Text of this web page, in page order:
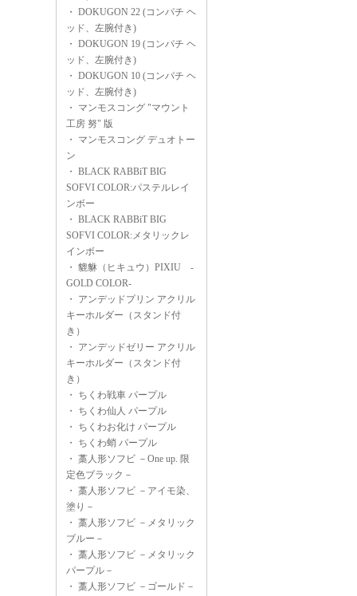
・ DOKUGON 22 (コンパチ ヘ
ッド、左腕付き)
・ DOKUGON 19 (コンパチ ヘ
ッド、左腕付き)
・ DOKUGON 10 (コンパチ ヘ
ッド、左腕付き)
・ マンモスコング "マウント
工房 努" 版
・ マンモスコング デュオトー
ン
・ BLACK RABBiT BIG
SOFVI COLOR:パステルレイ
ンボー
・ BLACK RABBiT BIG
SOFVI COLOR:メタリックレ
インボー
・ 貔貅（ヒキュウ）PIXIU -
GOLD COLOR-
・ アンデッドプリン アクリル
キーホルダー（スタンド付
き）
・ アンデッドゼリー アクリル
キーホルダー（スタンド付
き）
・ ちくわ戦車 パープル
・ ちくわ仙人 パープル
・ ちくわお化け パープル
・ ちくわ蛸 パープル
・ 藁人形ソフビ －One up. 限
定色ブラック－
・ 藁人形ソフビ －アイモ染、
塗り－
・ 藁人形ソフビ －メタリック
ブルー－
・ 藁人形ソフビ －メタリック
パープル－
・ 藁人形ソフビ －ゴールド－